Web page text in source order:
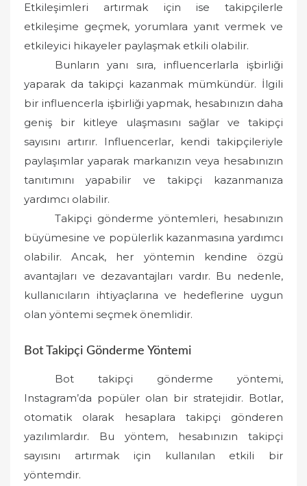
Etkileşimleri artırmak için ise takipçilerle
etkileşime geçmek, yorumlara yanıt vermek ve
etkileyici hikayeler paylaşmak etkili olabilir.
Bunların yanı sıra, influencerlarla işbirliği
yaparak da takipçi kazanmak mümkündür. İlgili
bir influencerla işbirliği yapmak, hesabınızın daha
geniş bir kitleye ulaşmasını sağlar ve takipçi
sayısını artırır. Influencerlar, kendi takipçileriyle
paylaşımlar yaparak markanızın veya hesabınızın
tanıtımını yapabilir ve takipçi kazanmanıza
yardımcı olabilir.
Takipçi gönderme yöntemleri, hesabınızın
büyümesine ve popülerlik kazanmasına yardımcı
olabilir. Ancak, her yöntemin kendine özgü
avantajları ve dezavantajları vardır. Bu nedenle,
kullanıcıların ihtiyaçlarına ve hedeflerine uygun
olan yöntemi seçmek önemlidir.
Bot Takipçi Gönderme Yöntemi
Bot takipçi gönderme yöntemi,
Instagram’da popüler olan bir stratejidir. Botlar,
otomatik olarak hesaplara takipçi gönderen
yazılımlardır. Bu yöntem, hesabınızın takipçi
sayısını artırmak için kullanılan etkili bir
yöntemdir.